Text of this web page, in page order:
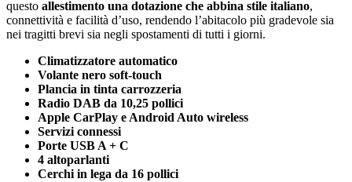
questo allestimento una dotazione che abbina stile italiano,
connettività e facilità d’uso, rendendo l’abitacolo più gradevole sia
nei tragitti brevi sia negli spostamenti di tutti i giorni.
Climatizzatore automatico
Volante nero soft-touch
Plancia in tinta carrozzeria
Radio DAB da 10,25 pollici
Apple CarPlay e Android Auto wireless
Servizi connessi
Porte USB A + C
4 altoparlanti
Cerchi in lega da 16 pollici